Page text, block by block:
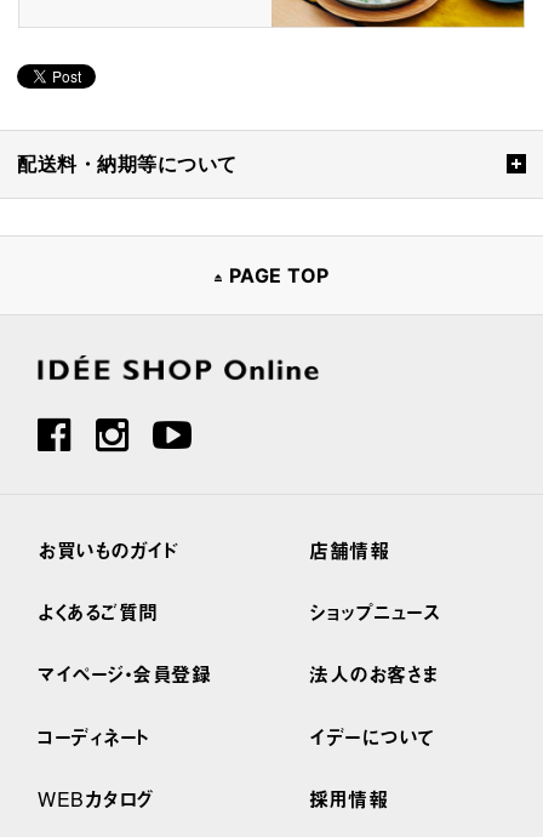
配送料・納期等について
PAGE TOP
お買いものガイド
よくあるご質問
マイページ・会員登録
コーディネート
WEBカタログ
店舗情報
ショップニュース
法人のお客さま
イデーについて
採用情報